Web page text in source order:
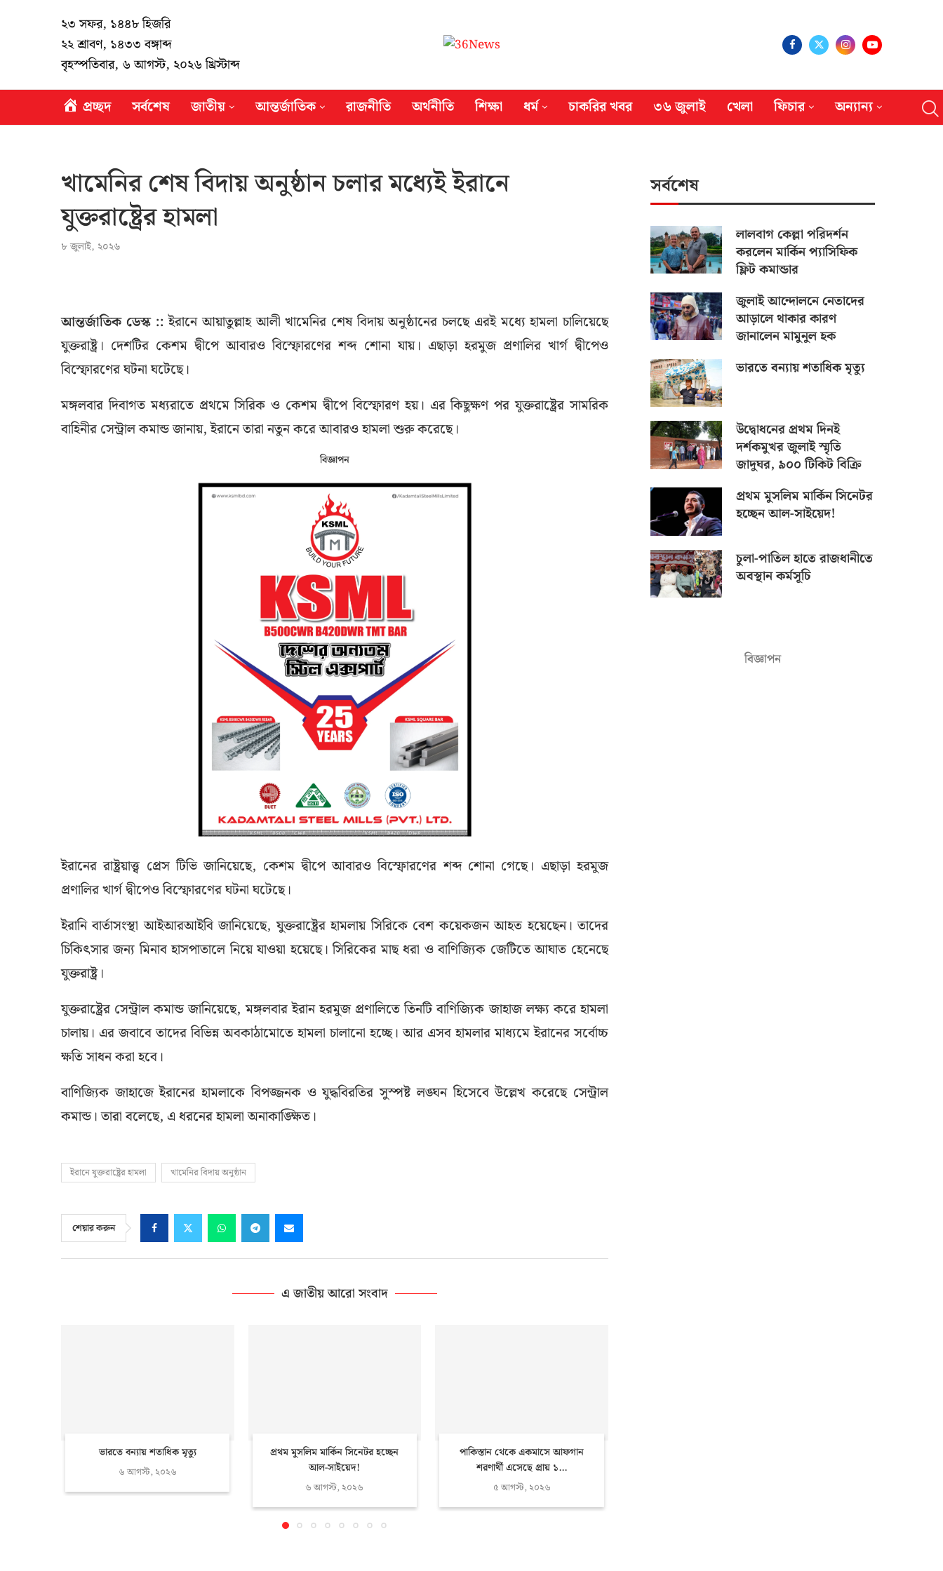
২৩ সফর, ১৪৪৮ হিজরি
২২ শ্রাবণ, ১৪৩৩ বঙ্গাব্দ
বৃহস্পতিবার, ৬ আগস্ট, ২০২৬ খ্রিস্টাব্দ
প্রচ্ছদ সর্বশেষ জাতীয় আন্তর্জাতিক রাজনীতি অর্থনীতি শিক্ষা ধর্ম চাকরির খবর ৩৬ জুলাই খেলা ফিচার অন্যান্য
খামেনির শেষ বিদায় অনুষ্ঠান চলার মধ্যেই ইরানে
যুক্তরাষ্ট্রের হামলা
৮ জুলাই, ২০২৬
আন্তর্জাতিক ডেস্ক :: ইরানে আয়াতুল্লাহ আলী খামেনির শেষ বিদায় অনুষ্ঠানের চলছে এরই মধ্যে হামলা চালিয়েছে
যুক্তরাষ্ট্র। দেশটির কেশম দ্বীপে আবারও বিস্ফোরণের শব্দ শোনা যায়। এছাড়া হরমুজ প্রণালির খার্গ দ্বীপেও
বিস্ফোরণের ঘটনা ঘটেছে।
মঙ্গলবার দিবাগত মধ্যরাতে প্রথমে সিরিক ও কেশম দ্বীপে বিস্ফোরণ হয়। এর কিছুক্ষণ পর যুক্তরাষ্ট্রের সামরিক
বাহিনীর সেন্ট্রাল কমান্ড জানায়, ইরানে তারা নতুন করে আবারও হামলা শুরু করেছে।
বিজ্ঞাপন
ইরানের রাষ্ট্রয়াত্ত্ব প্রেস টিভি জানিয়েছে, কেশম দ্বীপে আবারও বিস্ফোরণের শব্দ শোনা গেছে। এছাড়া হরমুজ
প্রণালির খার্গ দ্বীপেও বিস্ফোরণের ঘটনা ঘটেছে।
ইরানি বার্তাসংস্থা আইআরআইবি জানিয়েছে, যুক্তরাষ্ট্রের হামলায় সিরিকে বেশ কয়েকজন আহত হয়েছেন। তাদের
চিকিৎসার জন্য মিনাব হাসপাতালে নিয়ে যাওয়া হয়েছে। সিরিকের মাছ ধরা ও বাণিজ্যিক জেটিতে আঘাত হেনেছে
যুক্তরাষ্ট্র।
যুক্তরাষ্ট্রের সেন্ট্রাল কমান্ড জানিয়েছে, মঙ্গলবার ইরান হরমুজ প্রণালিতে তিনটি বাণিজ্যিক জাহাজ লক্ষ্য করে হামলা
চালায়। এর জবাবে তাদের বিভিন্ন অবকাঠামোতে হামলা চালানো হচ্ছে। আর এসব হামলার মাধ্যমে ইরানের সর্বোচ্চ
ক্ষতি সাধন করা হবে।
বাণিজ্যিক জাহাজে ইরানের হামলাকে বিপজ্জনক ও যুদ্ধবিরতির সুস্পষ্ট লঙ্ঘন হিসেবে উল্লেখ করেছে সেন্ট্রাল
কমান্ড। তারা বলেছে, এ ধরনের হামলা অনাকাঙ্ক্ষিত।
ইরানে যুক্তরাষ্ট্রের হামলা খামেনির বিদায় অনুষ্ঠান
শেয়ার করুন
এ জাতীয় আরো সংবাদ
ভারতে বন্যায় শতাধিক মৃত্যু
৬ আগস্ট, ২০২৬
প্রথম মুসলিম মার্কিন সিনেটর হচ্ছেন
আল-সাইয়েদ!
৬ আগস্ট, ২০২৬
পাকিস্তান থেকে একমাসে আফগান
শরণার্থী এসেছে প্রায় ১...
৫ আগস্ট, ২০২৬
সর্বশেষ
লালবাগ কেল্লা পরিদর্শন
করলেন মার্কিন প্যাসিফিক
ফ্লিট কমান্ডার
জুলাই আন্দোলনে নেতাদের
আড়ালে থাকার কারণ
জানালেন মামুনুল হক
ভারতে বন্যায় শতাধিক মৃত্যু
উদ্বোধনের প্রথম দিনই
দর্শকমুখর জুলাই স্মৃতি
জাদুঘর, ৯০০ টিকিট বিক্রি
প্রথম মুসলিম মার্কিন সিনেটর
হচ্ছেন আল-সাইয়েদ!
চুলা-পাতিল হাতে রাজধানীতে
অবস্থান কর্মসূচি
বিজ্ঞাপন